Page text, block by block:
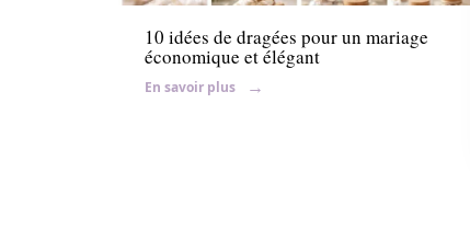
10 idées de dragées pour un mariage
économique et élégant
En savoir plus